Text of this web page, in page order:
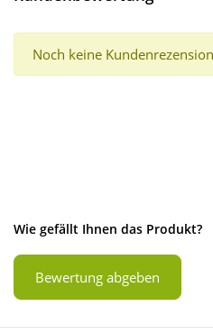
Noch keine
Wie gefällt Ihnen das Produkt?
Bewertung abgeben